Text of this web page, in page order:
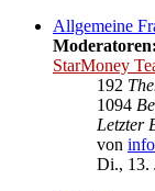
Allgemeine
Moderatoren:
StarMoney
192
1094
Letzter
von info
Di., 13.